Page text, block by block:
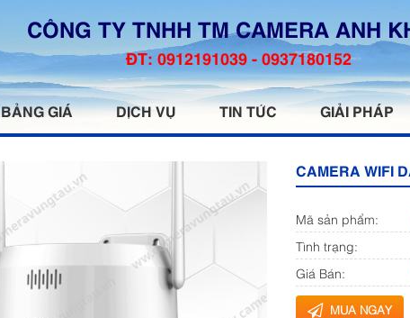
CÔNG TY TNHH TM CAMERA ANH
ĐT: 0912191039 - 0937180152
BẢNG GIÁ DỊCH VỤ TIN TỨC GIẢI PHÁP
CAMERA WIFI
Mã sản phẩm:
Tình trạng:
Giá Bán:
MUA NGAY